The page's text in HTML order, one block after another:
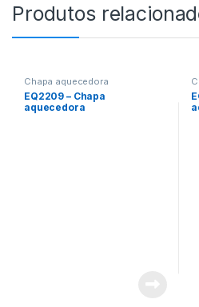
Produtos
Chapa aquecedora
EQ2209 – Chapa
aquecedora